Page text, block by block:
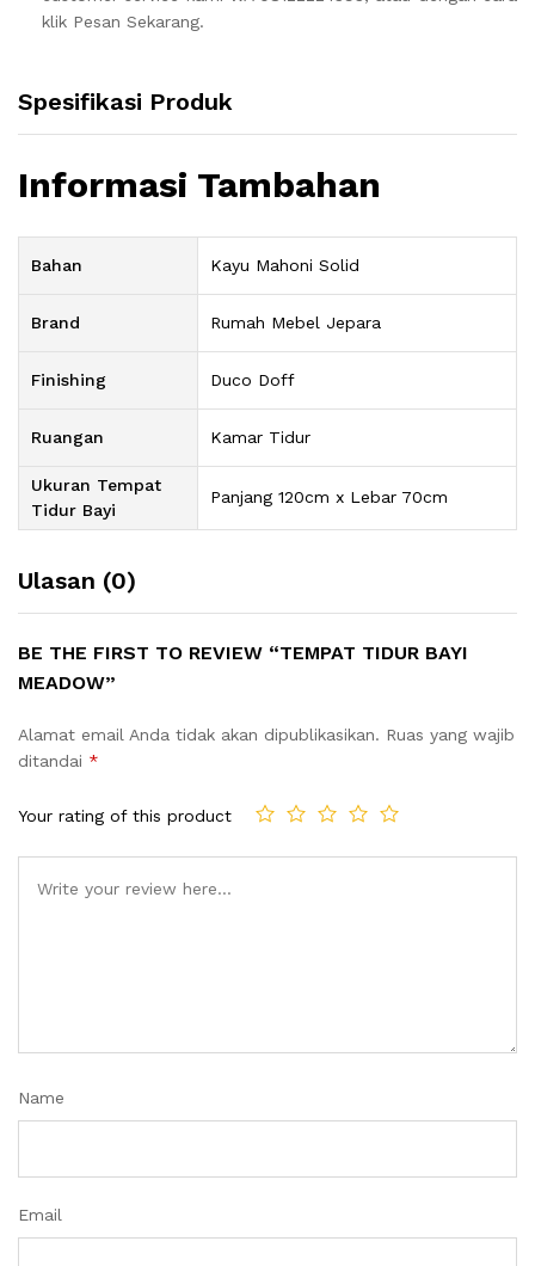
klik Pesan Sekarang.
Spesifikasi Produk
Informasi Tambahan
Bahan Kayu Mahoni Solid
Brand Rumah Mebel Jepara
Finishing Duco Doff
Ruangan Kamar Tidur
Ukuran Tempat
Tidur Bayi
Panjang 120cm x Lebar 70cm
Ulasan (0)
BE THE FIRST TO REVIEW “TEMPAT TIDUR BAYI
MEADOW”
Alamat email Anda tidak akan dipublikasikan. Ruas yang wajib
ditandai *
Your rating of this product
Name
Email